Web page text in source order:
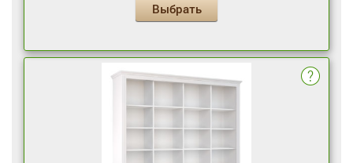
Выбрать